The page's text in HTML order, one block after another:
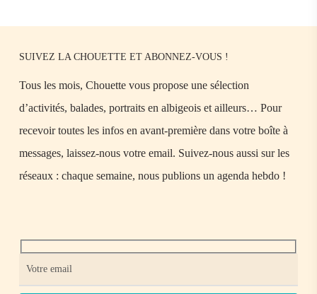
SUIVEZ LA CHOUETTE ET ABONNEZ-VOUS !
Tous les mois, Chouette vous propose une sélection
d’activités, balades, portraits en albigeois et ailleurs… Pour
recevoir toutes les infos en avant-première dans votre boîte à
messages, laissez-nous votre email. Suivez-nous aussi sur les
réseaux : chaque semaine, nous publions un agenda hebdo !